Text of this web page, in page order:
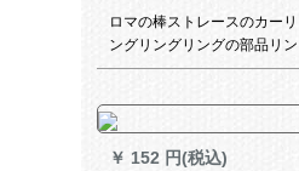
ロマの棒ストレースのカーリ
ングリングリングの部品リン
グリングリングリングリング
ングリングリングリングリン
グリングリングリングリング
リングリングのカーリングリ
￥ 152 円(税込)